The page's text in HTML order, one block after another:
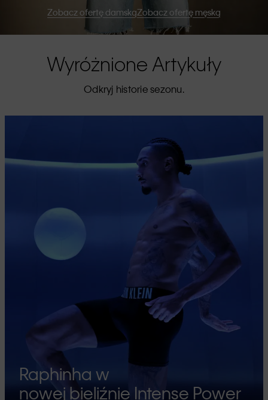
Zobacz ofertę damskąZobacz ofertę męską
Wyróżnione Artykuły
Odkryj historie sezonu.
Raphinha w
nowej bieliźnie Intense Power